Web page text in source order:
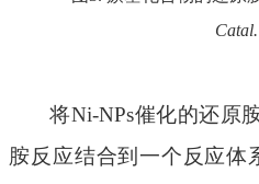
Catal.
将Ni-NPs催化的还原
胺反应结合到一个反应体